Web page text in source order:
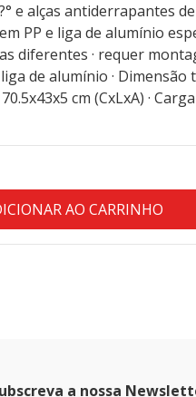
e alças antiderrapantes
PP e liga de alumínio
diferentes · requer
de alumínio · Dimensão
cm (CxLxA) ·
a nossa